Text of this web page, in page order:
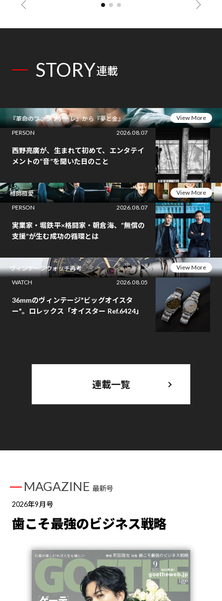
STORY連載
『革命のファンファーレ』から『夢と金』
View More
PERSON
2026.08.07
西野亮廣が、生まれて初めて、エンタテイ
メントの“音”を聞いた日のこと
相師相愛
View More
PERSON
2026.08.07
実業家・堀鉄平×格闘家・朝倉海、“無償の
支援”が生む成功の循環とは
ヴィンテージウォッチ再考
View More
WATCH
2026.08.05
36mmのヴィンテージ"ビッグオイスタ
ー"。ロレックス「オイスター Ref.6424」
連載一覧
MAGAZINE 最新号
2026年9月号
歯こそ最強のビジネス戦略